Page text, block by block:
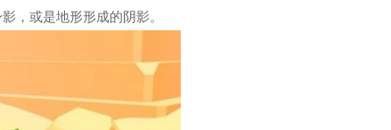
，或是地形形成的阴影。